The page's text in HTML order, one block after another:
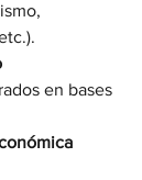
en bases